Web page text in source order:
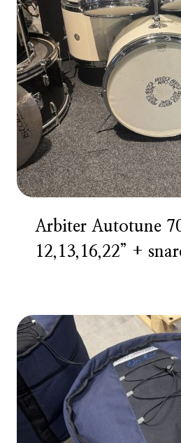
Arbiter Autotune
12,13,16,22” +